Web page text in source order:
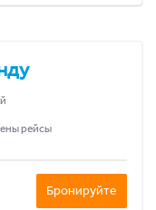
рейсы
Бронируйте